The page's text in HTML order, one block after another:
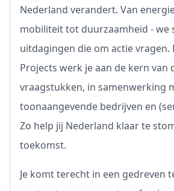
Nederland verandert. Van
mobiliteit tot duurzaamheid - we
uitdagingen die om actie vragen.
Projects werk je aan de kern van
vraagstukken, in samenwerking
toonaangevende bedrijven en
Zo help jij Nederland klaar te
toekomst.
Je komt terecht in een gedreven